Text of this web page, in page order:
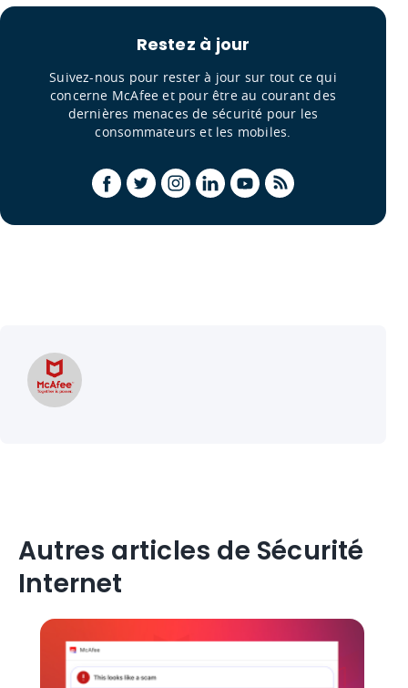
Restez à jour
Suivez-nous pour rester à jour sur tout ce qui
concerne McAfee et pour être au courant des
dernières menaces de sécurité pour les
consommateurs et les mobiles.
Autres articles de Sécurité
Internet